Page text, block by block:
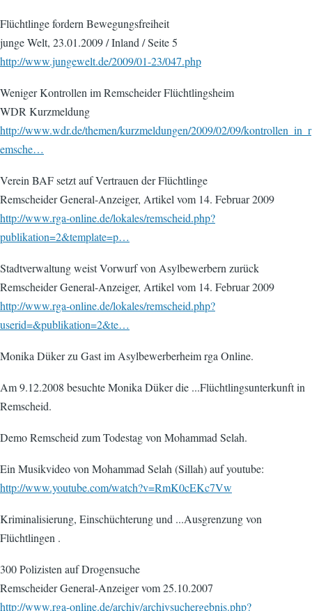
Flüchtlinge fordern Bewegungsfreiheit
junge Welt, 23.01.2009 / Inland / Seite 5
http://www.jungewelt.de/2009/01-23/047.php
Weniger Kontrollen im Remscheider Flüchtlingsheim
WDR Kurzmeldung
http://www.wdr.de/themen/kurzmeldungen/2009/02/09/kontrollen_in_r
emsche…
Verein BAF setzt auf Vertrauen der Flüchtlinge
Remscheider General-Anzeiger, Artikel vom 14. Februar 2009
http://www.rga-online.de/lokales/remscheid.php?
publikation=2&template=p…
Stadtverwaltung weist Vorwurf von Asylbewerbern zurück
Remscheider General-Anzeiger, Artikel vom 14. Februar 2009
http://www.rga-online.de/lokales/remscheid.php?
userid=&publikation=2&te…
Monika Düker zu Gast im Asylbewerberheim rga Online.
Am 9.12.2008 besuchte Monika Düker die ...Flüchtlingsunterkunft in
Remscheid.
Demo Remscheid zum Todestag von Mohammad Selah.
Ein Musikvideo von Mohammad Selah (Sillah) auf youtube:
http://www.youtube.com/watch?v=RmK0cEKc7Vw
Kriminalisierung, Einschüchterung und ...Ausgrenzung von
Flüchtlingen .
300 Polizisten auf Drogensuche
Remscheider General-Anzeiger vom 25.10.2007
http://www.rga-online.de/archiv/archivsuchergebnis.php?